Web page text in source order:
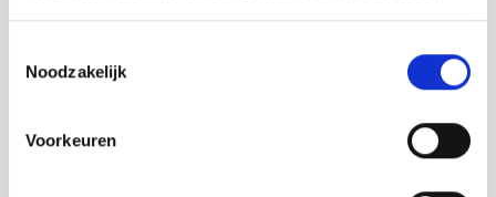
Noodzakelijk
Voorkeuren